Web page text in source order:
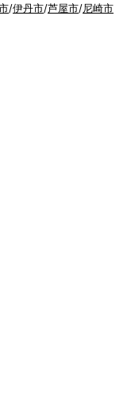
/伊丹市/芦屋市/尼崎市